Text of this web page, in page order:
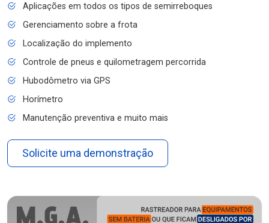
Aplicações em todos os tipos de semirreboques
Gerenciamento sobre a frota
Localização do implemento
Controle de pneus e quilometragem percorrida
Hubodômetro via GPS
Horímetro
Manutenção preventiva e muito mais
Solicite uma demonstração